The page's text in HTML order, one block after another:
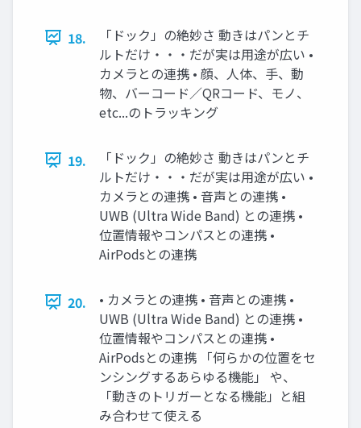
18.
「ドック」の絶妙さ 動きはパンとチ
ルトだけ・・・だが実は用途が広い •
カメラとの連携 • 顔、人体、手、動
物、バーコード／QRコード、モノ、
etc...のトラッキング
19.
「ドック」の絶妙さ 動きはパンとチ
ルトだけ・・・だが実は用途が広い •
カメラとの連携 • 音声との連携 •
UWB (Ultra Wide Band) との連携 •
位置情報やコンパスとの連携 •
AirPodsとの連携
20.
• カメラとの連携 • 音声との連携 •
UWB (Ultra Wide Band) との連携 •
位置情報やコンパスとの連携 •
AirPodsとの連携 「何らかの位置をセ
ンシングするあらゆる機能」 や、
「動きのトリガーとなる機能」と組
み合わせて使える